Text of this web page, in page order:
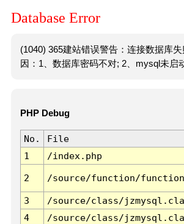
Database Error
(1040) 365建站错误警告：连接数据库
因：1、数据库密码不对; 2、mysql未启
PHP Debug
No. File
1
/index.php
2 /source/function/
3 /source/class/
4
/source/class/